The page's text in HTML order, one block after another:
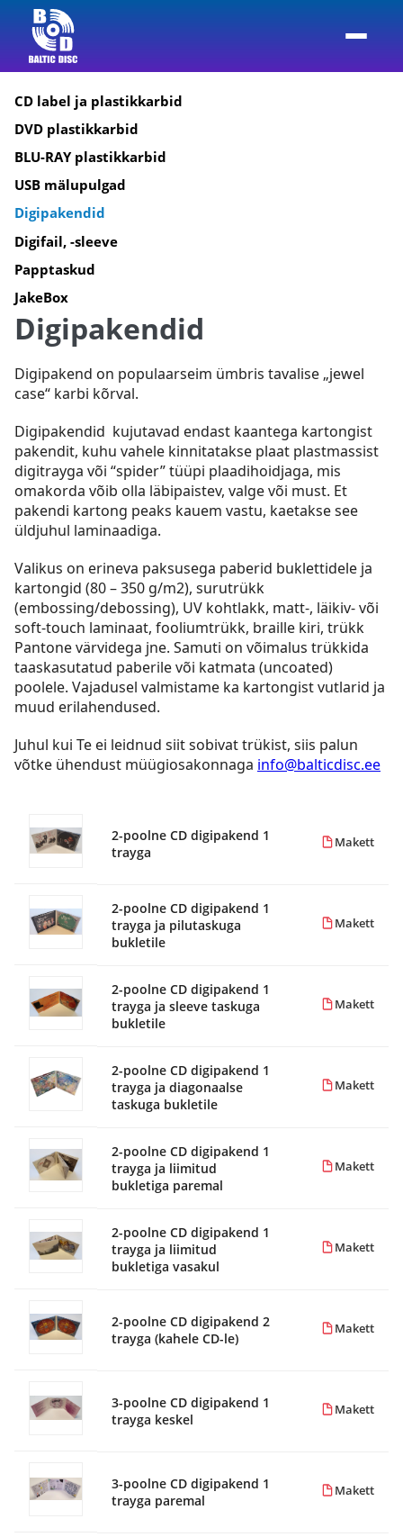
CD label ja plastikkarbid
DVD plastikkarbid
BLU-RAY plastikkarbid
USB mälupulgad
Digipakendid
Digifail, -sleeve
Papptaskud
JakeBox
Digipakendid
Digipakend on populaarseim ümbris tavalise „jewel
case“ karbi kõrval.
Digipakendid kujutavad endast kaantega kartongist
pakendit, kuhu vahele kinnitatakse plaat plastmassist
digitrayga või “spider” tüüpi plaadihoidjaga, mis
omakorda võib olla läbipaistev, valge või must. Et
pakendi kartong peaks kauem vastu, kaetakse see
üldjuhul laminaadiga.
Valikus on erineva paksusega paberid buklettidele ja
kartongid (80 – 350 g/m2), surutrükk
(embossing/debossing), UV kohtlakk, matt-, läikiv- või
soft-touch laminaat, fooliumtrükk, braille kiri, trükk
Pantone värvidega jne. Samuti on võimalus trükkida
taaskasutatud paberile või katmata (uncoated)
poolele. Vajadusel valmistame ka kartongist vutlarid ja
muud erilahendused.
Juhul kui Te ei leidnud siit sobivat trükist, siis palun
võtke ühendust müügiosakonnaga info@balticdisc.ee
2-poolne CD digipakend 1
trayga
Makett
2-poolne CD digipakend 1
trayga ja pilutaskuga
bukletile
Makett
2-poolne CD digipakend 1
trayga ja sleeve taskuga
bukletile
Makett
2-poolne CD digipakend 1
trayga ja diagonaalse
taskuga bukletile
Makett
2-poolne CD digipakend 1
trayga ja liimitud
bukletiga paremal
Makett
2-poolne CD digipakend 1
trayga ja liimitud
bukletiga vasakul
Makett
2-poolne CD digipakend 2
trayga (kahele CD-le)
Makett
3-poolne CD digipakend 1
trayga keskel
Makett
3-poolne CD digipakend 1
trayga paremal
Makett